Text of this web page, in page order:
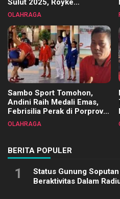
Sulut 2025, Royke
Tangkawarouw Ucapkan
OLAHRAGA
Sambo Sport Tomohon,
Andini Raih Medali Emas,
Febrisilia Perak di Porprov
Sulut 2025
OLAHRAGA
BERITA POPULER
1
Status Gunung
Beraktivitas Dalam